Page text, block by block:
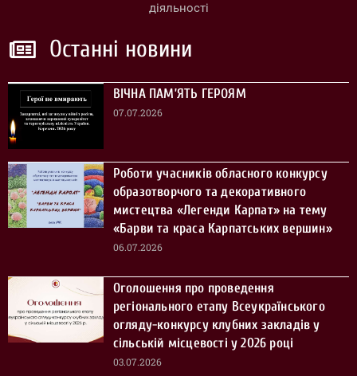
діяльності
Останні новини
ВІЧНА ПАМ’ЯТЬ ГЕРОЯМ
07.07.2026
Роботи учасників обласного конкурсу
образотворчого та декоративного
мистецтва «Легенди Карпат» на тему
«Барви та краса Карпатських вершин»
06.07.2026
Оголошення про проведення
регіонального етапу Всеукраїнського
огляду-конкурсу клубних закладів у
сільській місцевості у 2026 році
03.07.2026